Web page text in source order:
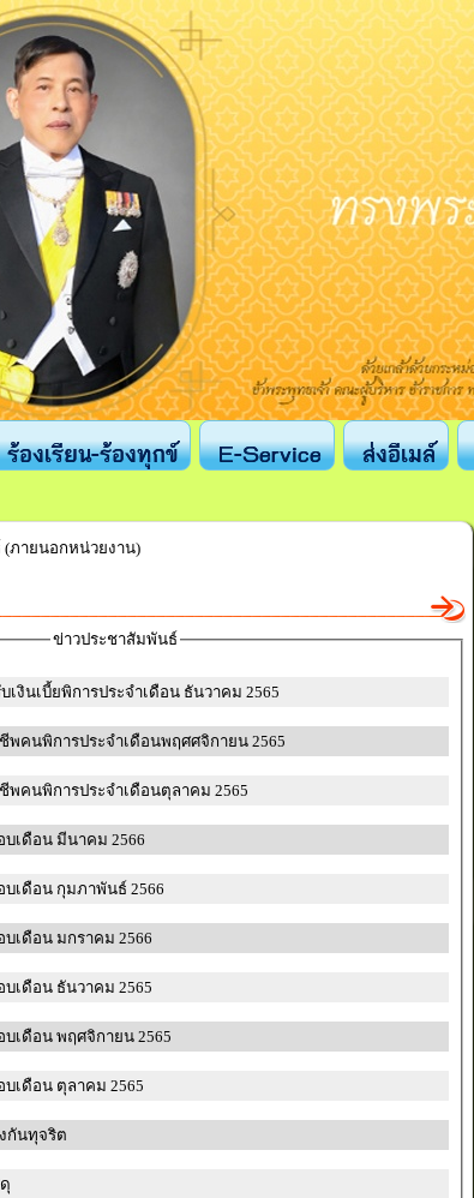
ร้องเรียน-ร้องทุกข์ E-Service ส่งอีเมล์
ภายนอกหน่วยงาน)
ข่าวประชาสัมพันธ์
งินเบี้ยพิการประจำเดือน ธันวาคม 2565
พคนพิการประจำเดือนพฤศศจิกายน 2565
พคนพิการประจำเดือนตุลาคม 2565
สรุปผลการจัดซื้อจัดจ้างในรอบเดือน มีนาคม 2566
สรุปผลการจัดซื้อจัดจ้างในรอบเดือน กุมภาพันธ์ 2566
สรุปผลการจัดซื้อจัดจ้างในรอบเดือน มกราคม 2566
สรุปผลการจัดซื้อจัดจ้างในรอบเดือน ธันวาคม 2565
สรุปผลการจัดซื้อจัดจ้างในรอบเดือน พฤศจิกายน 2565
สรุปผลการจัดซื้อจัดจ้างในรอบเดือน ตุลาคม 2565
กันทุจริต